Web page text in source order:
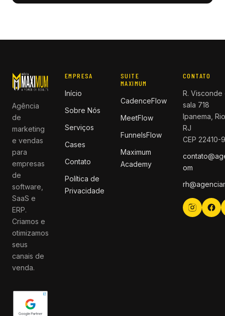
Agência
de
marketing
e vendas
para
empresas
de
software,
SaaS e
ERP.
Criamos e
otimizamos
seus
canais de
venda.
EMPRESA
Início
Sobre Nós
Serviços
Cases
Contato
Política de
Privacidade
SUITE
MAXIMUM
CadenceFlow
MeetFlow
FunnelsFlow
Maximum
Academy
CONTATO
R.
sala 718
Ipanema,
RJ
CEP 22410-
om